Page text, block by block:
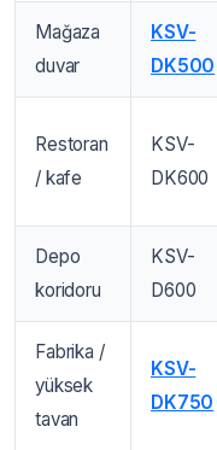
Mağaza
duvar
KSV-
DK500
Restoran
/ kafe
KSV-
DK600
Depo
koridoru
KSV-
D600
Fabrika /
yüksek
tavan
KSV-
DK750